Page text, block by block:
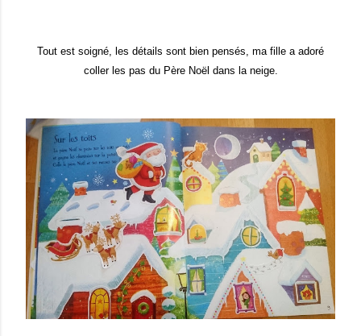
Tout est soigné, les détails sont bien pensés, ma fille a adoré
coller les pas du Père Noël dans la neige.